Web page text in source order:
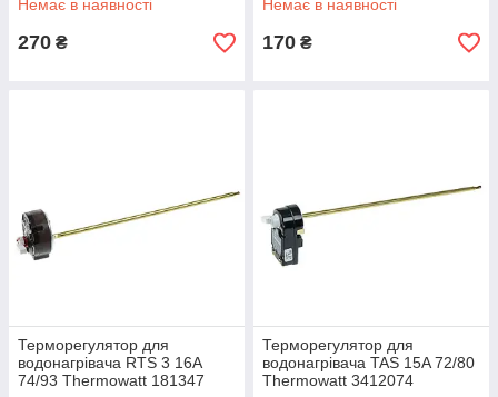
Немає в наявності
270 ₴
Немає в наявності
170 ₴
Терморегулятор для
водонагрівача RTS 3 16A
74/93 Thermowatt 181347
Терморегулятор для
водонагрівача TAS 15A 72/80
Thermowatt 3412074